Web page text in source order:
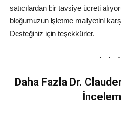
satıcılardan bir tavsiye ücreti
bloğumuzun işletme maliyetini
Desteğiniz için teşekkürler.
Daha Fazla Dr.